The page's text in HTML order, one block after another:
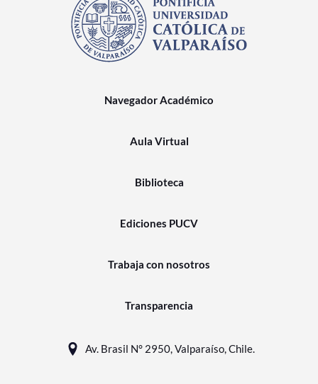
Navegador Académico
Aula Virtual
Biblioteca
Ediciones PUCV
Trabaja con nosotros
Transparencia
Av. Brasil N° 2950, Valparaíso, Chile.